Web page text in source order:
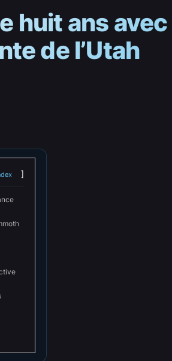
huit ans
de l’Utah